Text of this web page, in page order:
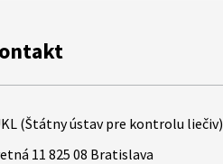
(Štátny ústav pre kontrolu liečiv)
11 825 08 Bratislava